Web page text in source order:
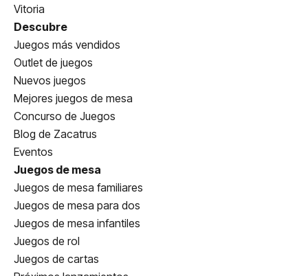
Vitoria
Descubre
Juegos más vendidos
Outlet de juegos
Nuevos juegos
Mejores juegos de mesa
Concurso de Juegos
Blog de Zacatrus
Eventos
Juegos de mesa
Juegos de mesa familiares
Juegos de mesa para dos
Juegos de mesa infantiles
Juegos de rol
Juegos de cartas